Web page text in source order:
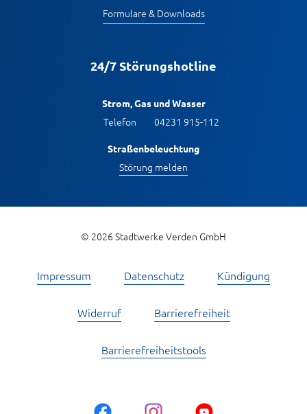
Formulare & Downloads
24/7 Störungshotline
Strom, Gas und Wasser
Telefon 04231 915-112
Straßenbeleuchtung
Störung melden
© 2026 Stadtwerke Verden GmbH
Impressum Datenschutz Kündigung
Widerruf Barrierefreiheit
Barrierefreiheitstools